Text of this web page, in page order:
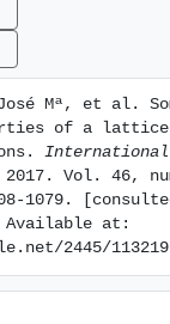
José Mª, et al.
of a
Vol. 46,
1079.
Available at:
2445/113219